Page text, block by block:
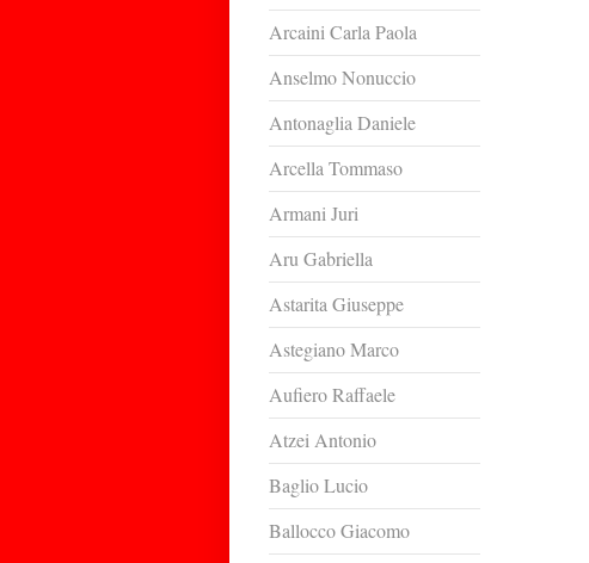
Arcaini Carla Paola
Anselmo Nonuccio
Antonaglia Daniele
Arcella Tommaso
Armani Juri
Aru Gabriella
Astarita Giuseppe
Astegiano Marco
Aufiero Raffaele
Atzei Antonio
Baglio Lucio
Ballocco Giacomo